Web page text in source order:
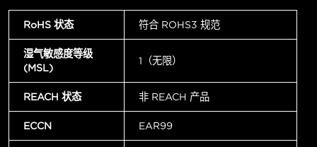
RoHS 状态 符合 ROHS3 规范
湿气敏感度等级
(MSL)
1（无限）
REACH 状态 非 REACH 产品
ECCN EAR99